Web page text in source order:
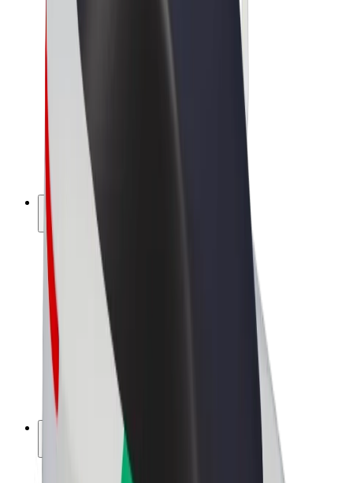
Skuterlər
Bolt Market
Bolt Food
Bolt Drive
Biznes üçün Bolt
Elektrikli velosipedlər
Bolt Plus
Bolt ilə pul qazanın
Sürücülər
Sürücü qazancı
Kuryerlər
Kuryer qazancı
Bolt Food təchizatçıları
Sahibkarlar
Françayzinq
Vakansiyalar